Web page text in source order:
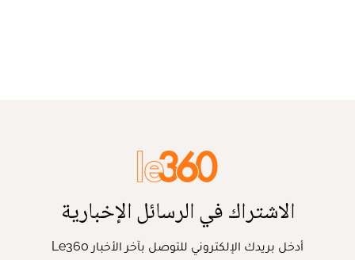
الاشتراك في الرسائل الإخبارية
أدخل بريدك الإلكتروني للتوصل بآخر الأخبار Le360